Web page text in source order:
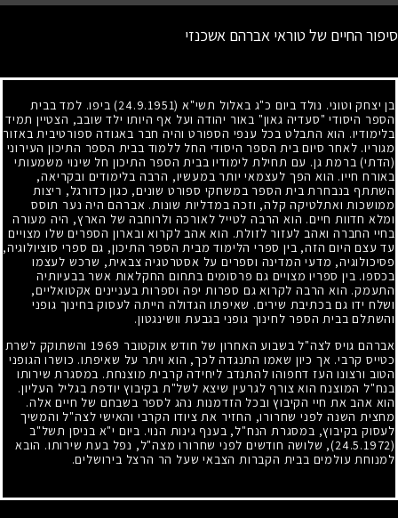
סיפור החיים של טוראי אברהם אשכנזי
בן יצחק וטוני. נולד ביום כ"ג באלול תשי"א (24.9.1951)
ביפו. למד בבית
הספר היסודי "סעדיה גאון" באור יהודה ועל אף היותו ילד שובב, הצטיין תמיד
בלימודיו. הוא התבלט בכל ענפי הספורט והיה חבר באגודה ספורטיבית באזור
מגוריו. לאחר סיום בית הספר היסודי החל ללמוד בבית הספר התיכון העירוני
(הדתי) ברמת גן. עם תחילת לימודיו בבית הספר התיכון חל שינוי משמעותי
באורח חייו. הוא הפך לעצמאי יותר במעשיו, הרבה בלימודים ובקריאה,
השתתף בנבחרת בית הספר במשחקי ספורט שונים, כגון כדורגל, ריצות
ממושכות ואתלטיקה קלה, וזכה במדליות שונות. אברהם היה נער תוסס
ומלא חדוות חיים. הוא הרבה לטייל לאורכה ולרוחבה של הארץ, היה מעורה
בחיי החברה ואהב לעזור לזולת. הוא אהב לקרוא ובארון הספרים שלו מצויים
עד עצם היום הזה, בין ספרי הלימוד מבית הספר התיכון, גם ספרי סוציולוגיה,
פסיכולוגיה, מדעי המדינה וספרים על אסטרטגיה צבאית, שרכש לעצמו
בכספו. בין ספריו מצויים גם פרסומים בתחום החקלאות אשר בבעיותיה
התעמק. הוא הרבה לקרוא גם ספרות יפה וספרות בעניינים אקטואליים,
ושלח ידו גם בכתיבת שירים. שאיפתו הגדולה הייתה לעסוק בחינוך גופני
והשתלם בבית הספר לחינוך גופני בגבעת וושינגטון.
אברהם גויס לצה"ל בשבוע האחרון של חודש אוקטובר 1969 והשתוקק לשרת
כטייס קרבי. אך כיון שאמו התנגדה לכך, הוא ויתר על שאיפתו. כושרו הגופני
הטוב ורצונו העז דחפוהו להתנדב ליחידה קרבית מוצנחת. במסגרת שירותו
בנח"ל המוצנח הוא צורף לגרעין שיצא לשל"ת בקיבוץ יודפת בגליל העליון.
הוא אהב את חיי הקיבוץ ובכל הזדמנות נהג לספר בשבחם של חיים אלה.
מחצית השנה לפני שחרורו, החזיר את ציודו הקרבי והאישי לצה"ל והמשיך
לעסוק בקיבוץ, במסגרת הנח"ל, בענף גינות הנוי. ביום י"א בניסן תשל"ב
(24.5.1972)
, שלושה חודשים לפני שחרורו מצה"ל, נפל בעת שירותו. הובא
למנוחת עולמים בבית הקברות הצבאי שעל הר הרצל בירושלים.